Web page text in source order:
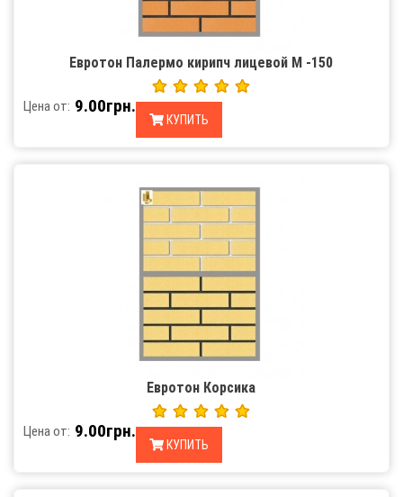
Евротон Палермо кирипч лицевой М -150
Цена от: 9.00грн.
КУПИТЬ
Евротон Корсика
Цена от: 9.00грн.
КУПИТЬ